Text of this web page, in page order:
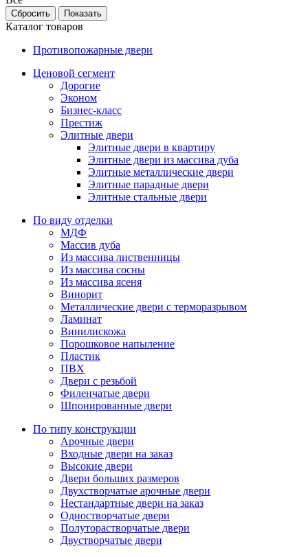
Каталог товаров
Противопожарные двери
Ценовой сегмент
Дорогие
Эконом
Бизнес-класс
Престиж
Элитные двери
Элитные двери в квартиру
Элитные двери из массива дуба
Элитные металлические двери
Элитные парадные двери
Элитные стальные двери
По виду отделки
МДФ
Массив дуба
Из массива лиственницы
Из массива сосны
Из массива ясеня
Винорит
Металлические двери с терморазрывом
Ламинат
Винилискожа
Порошковое напыление
Пластик
ПВХ
Двери с резьбой
Филенчатые двери
Шпонированные двери
По типу конструкции
Арочные двери
Входные двери на заказ
Высокие двери
Двери больших размеров
Двухстворчатые арочные двери
Нестандартные двери на заказ
Одностворчатые двери
Полуторастворчатые двери
Двустворчатые двери